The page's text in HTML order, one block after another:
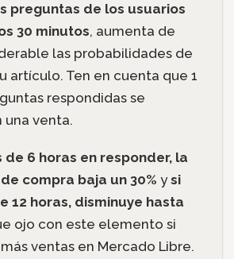
preguntas de los usuarios
30 minutos, aumenta de
las probabilidades de
artículo. Ten en cuenta que 1
respondidas se
una venta.
de 6 horas en responder, la
compra baja un 30% ysi
12 horas, disminuye hasta
ojo con este elemento si
ventas en Mercado Libre.